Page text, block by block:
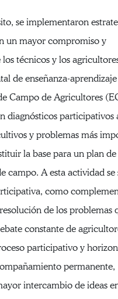
se implementaron
un mayor compromiso y
técnicos y los
de enseñanza-
Campo de Agricultores
diagnósticos participativos
y problemas más
la base para un plan
campo. A esta actividad se
como
de los problemas
constante de
participativo y
permanente,
intercambio de ideas